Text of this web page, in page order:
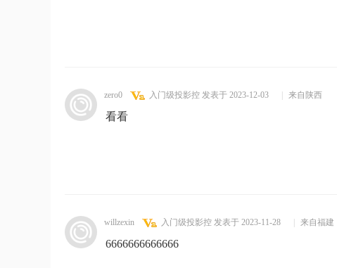
zero0 入门级投影控 发表于 2023-12-03 来自陕西
看看
willzexin 入门级投影控 发表于 2023-11-28 来自福建
6666666666666